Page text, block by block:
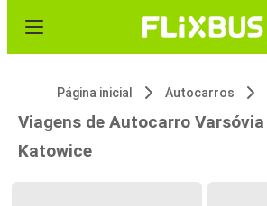
Página inicial Autocarros
Viagens de Autocarro
Katowice